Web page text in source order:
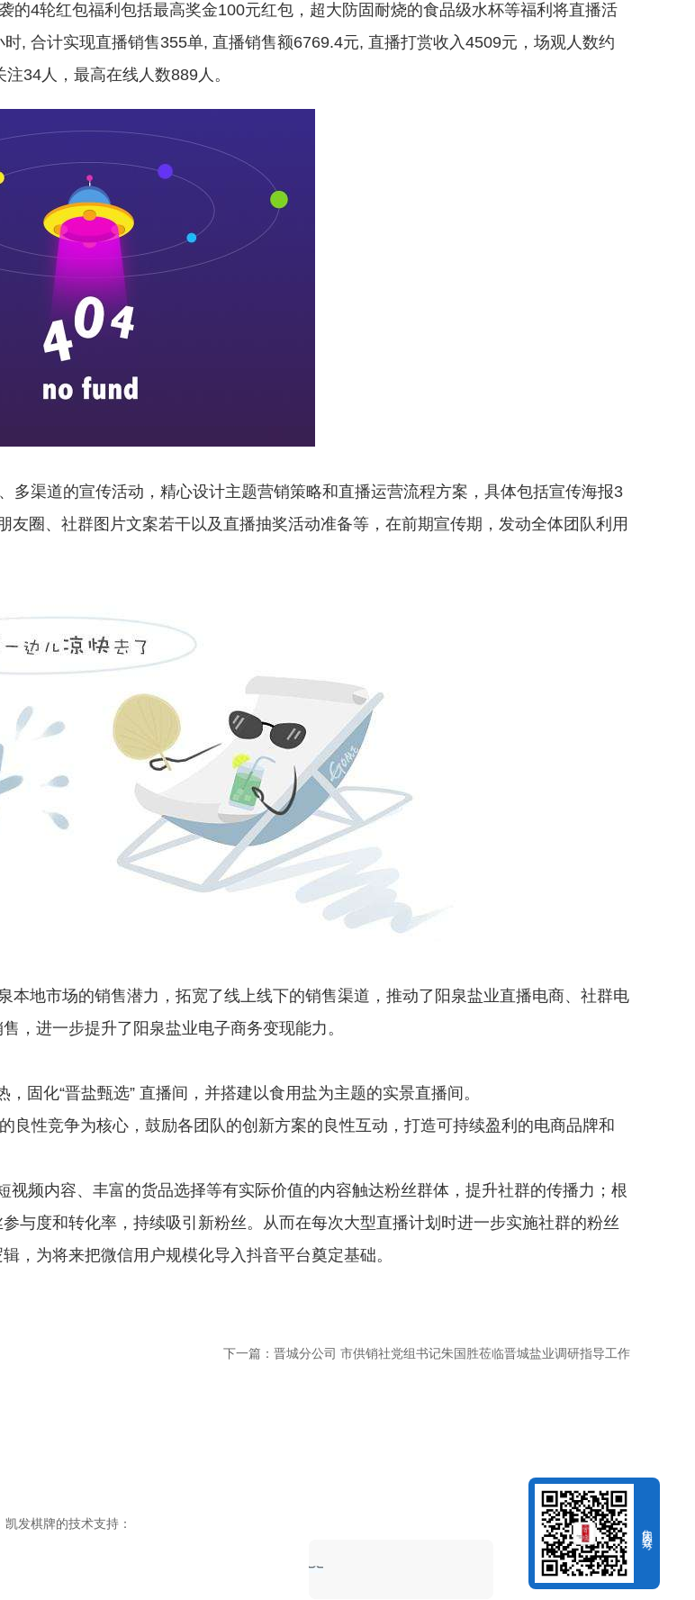
4轮红包福利包括最高奖金100元红包，超大防固耐烧的食品级水杯等福利将直播活
, 合计实现直播销售355单, 直播销售额6769.4元, 直播打赏收入4509元，场观人数约
34人，最高在线人数889人。
渠道的宣传活动，精心设计主题营销策略和直播运营流程方案，具体包括宣传海报3
圈、社群图片文案若干以及直播抽奖活动准备等，在前期宣传期，发动全体团队利用
地市场的销售潜力，拓宽了线上线下的销售渠道，推动了阳泉盐业直播电商、社群电
，进一步提升了阳泉盐业电子商务变现能力。
固化“晋盐甄选” 直播间，并搭建以食用盐为主题的实景直播间。
性竞争为核心，鼓励各团队的创新方案的良性互动，打造可持续盈利的电商品牌和
频内容、丰富的货品选择等有实际价值的内容触达粉丝群体，提升社群的传播力；根
与度和转化率，持续吸引新粉丝。从而在每次大型直播计划时进一步实施社群的粉丝
，为将来把微信用户规模化导入抖音平台奠定基础。
下一篇： 晋城分公司 市供销社党组书记朱国胜莅临晋城盐业调研指导工作
发棋牌的技术支持： 集团公众号